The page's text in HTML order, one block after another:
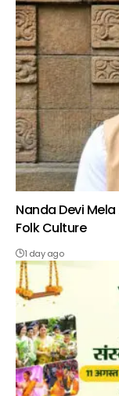
Nanda Devi
Folk Culture
1 day ago